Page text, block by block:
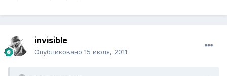
invisible
Опубликовано 15 июля, 2011